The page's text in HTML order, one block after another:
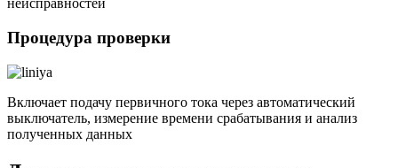
неисправностей
Процедура проверки
Включает подачу первичного тока через автоматический
выключатель, измерение времени срабатывания и анализ
полученных данных